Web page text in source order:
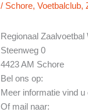
/ Schore,Voetbalclub,
Regionaal
Steenweg 0
4423 AM Schore
Bel ons op:
Meer informatie vind u
Of mail naar: